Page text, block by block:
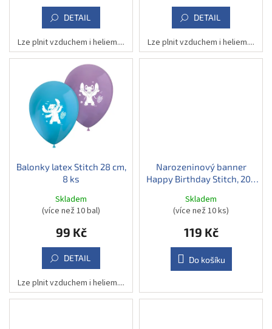
DETAIL
Lze plnit vzduchem i heliem....
DETAIL
Lze plnit vzduchem i heliem....
Balonky latex Stitch 28 cm,
8 ks
Skladem
(více než 10 bal)
99 Kč
DETAIL
Lze plnit vzduchem i heliem....
Narozeninový banner
Happy Birthday Stitch, 200
Skladem
(více než 10 ks)
119 Kč
Do košíku